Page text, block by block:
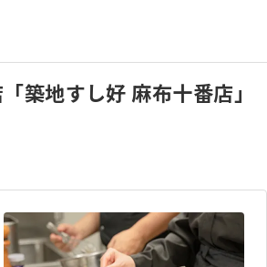
築地すし好 麻布十番店」